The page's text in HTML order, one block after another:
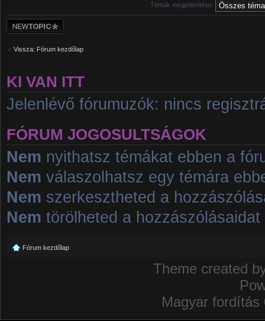
Témák megjelenítése:
Új téma nyitása
Vissza: Fórum kezdőlap
KI VAN ITT
Jelenlévő fórumuzók: nincs
FÓRUM JOGOSULTSÁGOK
Nem nyithatsz témákat ebben a
Nem válaszolhatsz egy témára
Nem szerkesztheted a
Nem törölheted a
Fórum kezdőlap
Theme created
Magyar